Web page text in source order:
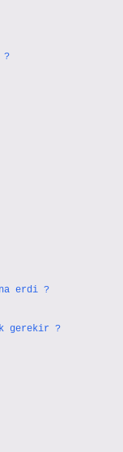
?
erdi ?
gerekir ?